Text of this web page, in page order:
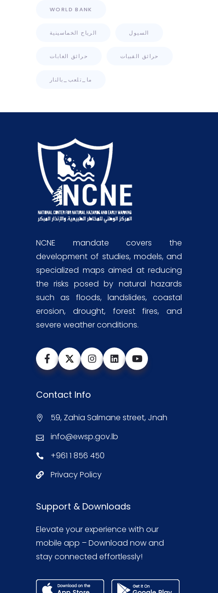
WORLD BANK
الرياح الخماسينية السيول
حرائق الغابات حرائق القبيات
ما_تلعب_بالنار
NCNE mandate covers the
development of studies, models, and
specialized maps aimed at reducing
the risks posed by natural hazards
such as floods, landslides, coastal
erosion, drought, forest fires, and
severe weather conditions.
Contact Info
59, Zahia Salmane street, Jnah
info@ewsp.gov.lb
+961 1 856 450
Privacy Policy
Support & Downloads
Elevate your experience with our
mobile app – Download now and
stay connected effortlessly!